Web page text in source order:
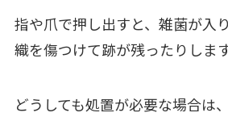
指や爪で押し出すと、雑菌が入
織を傷つけて跡が残ったりします
どうしても処置が必要な場合は